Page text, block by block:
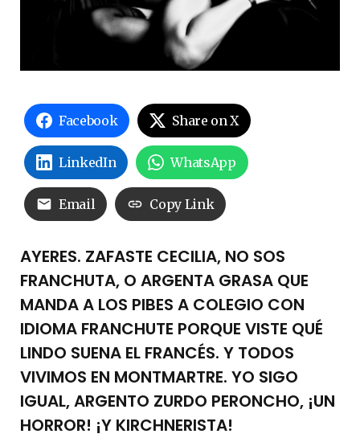
Facebook Share on X
LinkedIn WhatsApp
Email Copy Link
AYERES. ZAFASTE CECILIA, NO SOS
FRANCHUTA, O ARGENTA GRASA QUE
MANDA A LOS PIBES A COLEGIO CON
IDIOMA FRANCHUTE PORQUE VISTE QUÉ
LINDO SUENA EL FRANCÉS. Y TODOS
VIVIMOS EN MONTMARTRE. YO SIGO
IGUAL, ARGENTO ZURDO PERONCHO, ¡UN
HORROR! ¡Y KIRCHNERISTA!